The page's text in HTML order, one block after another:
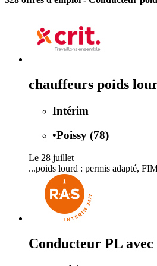
chauffeurs poids
Intérim
•Poissy (78)
Le 28 juillet
...poids lourd : permis adapté,
Conducteur PL